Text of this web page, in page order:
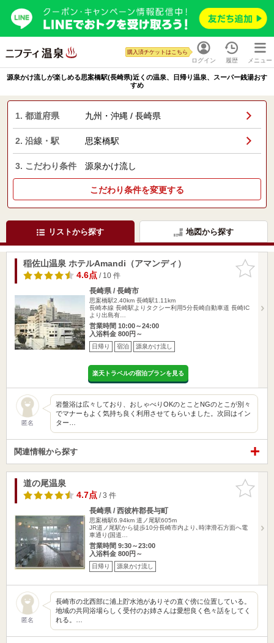
ログイン
購入済チケットはこちら
履歴 メニュー
源泉かけ流しが楽しめる思案橋駅(長崎県)近くの温泉、日帰り温泉、スーパー銭湯おす
すめ
1. 都道府県 九州・沖縄 / 長崎県
2. 沿線・駅 思案橋駅
3. こだわり条件 源泉かけ流し
こだわり条件を変更する
リストから探す 地図から探す
お気に入
りに追加
稲佐山温泉 ホテルAmandi（アマンディ）
4.6点/ 10 件
長崎県 / 長崎市
思案橋駅2.40km 長崎駅1.11km
長崎本線 長崎駅よりタクシー利用5分長崎自動車道 長崎IC
より出島有…
営業時間 10:00～24:00
入浴料金 800円～
日帰り 宿泊 源泉かけ流し
楽天トラベルの宿泊プランを見る
匿名
岩盤浴は広々しており、おしゃべりOKのとことNGのとこが別々
でマナーもよく気持ち良く利用させてもらいました。次回はイン
ター…
関連情報から探す
お気に入
りに追加
道の尾温泉
4.7点/ 3 件
長崎県 / 西彼杵郡長与町
思案橋駅6.94km 道ノ尾駅605m
JR道ノ尾駅から徒歩10分長崎市内より､時津滑石方面へ電
車通り(国道…
営業時間 9:30～23:00
入浴料金 800円～
日帰り 源泉かけ流し
匿名
長崎市の北西部に浦上貯水池がありその直ぐ傍に位置している。
地域の共同浴場らしく受付のお姉さんは愛想良く色々話をしてく
れる。…